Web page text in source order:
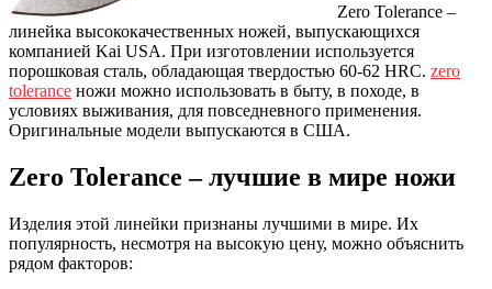
Zero Tolerance –
линейка высококачественных ножей, выпускающихся
компанией Kai USA. При изготовлении используется
порошковая сталь, обладающая твердостью 60-62 HRC. zero
tolerance ножи можно использовать в быту, в походе, в
условиях выживания, для повседневного применения.
Оригинальные модели выпускаются в США.
Zero Tolerance – лучшие в мире ножи
Изделия этой линейки признаны лучшими в мире. Их
популярность, несмотря на высокую цену, можно объяснить
рядом факторов: